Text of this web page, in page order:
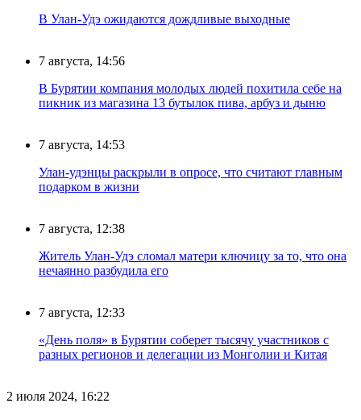
В Улан-Удэ ожидаются дождливые выходные
7 августа, 14:56
В Бурятии компания молодых людей похитила себе на
пикник из магазина 13 бутылок пива, арбуз и дыню
7 августа, 14:53
Улан-удэнцы раскрыли в опросе, что считают главным
подарком в жизни
7 августа, 12:38
Житель Улан-Удэ сломал матери ключицу за то, что она
нечаянно разбудила его
7 августа, 12:33
«День поля» в Бурятии соберет тысячу участников с
разных регионов и делегации из Монголии и Китая
2 июля 2024, 16:22